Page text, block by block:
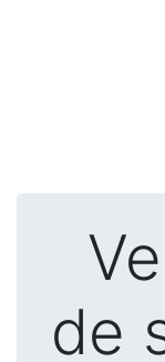
de